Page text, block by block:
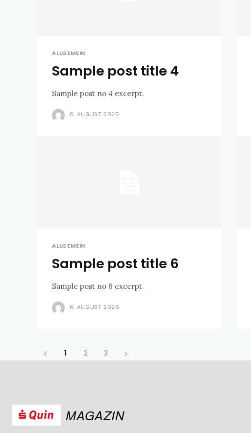
ALLGEMEIN
Sample post title 4
Sample post no 4 excerpt.
6. AUGUST 2026
ALLGEMEIN
Sample post title 6
Sample post no 6 excerpt.
6. AUGUST 2026
1 2 3
MAGAZIN